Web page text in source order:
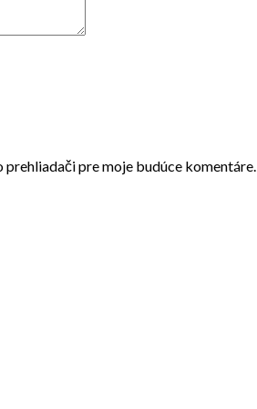
pre moje budúce komentáre.